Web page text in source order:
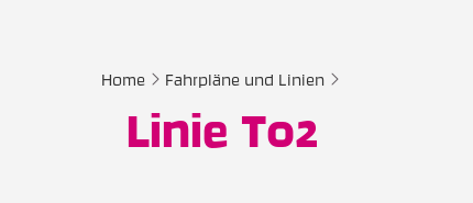
Home Fahrpläne und Linien
Linie T02